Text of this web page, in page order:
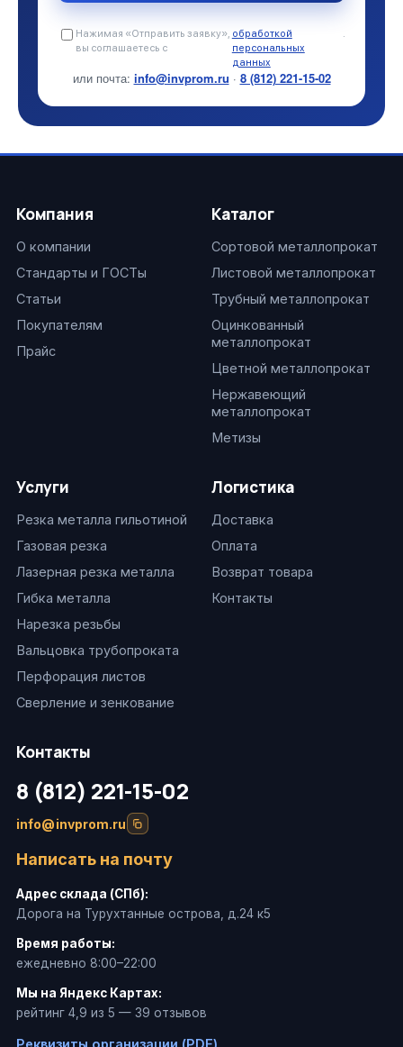
Нажимая «Отправить заявку»,
вы соглашаетесь с
обработкой
персональных
данных
.
или почта: info@invprom.ru · 8 (812) 221-15-02
Компания
О компании
Стандарты и ГОСТы
Статьи
Покупателям
Прайс
Каталог
Сортовой металлопрокат
Листовой металлопрокат
Трубный металлопрокат
Оцинкованный
металлопрокат
Цветной металлопрокат
Нержавеющий
металлопрокат
Метизы
Услуги
Резка металла гильотиной
Газовая резка
Лазерная резка металла
Гибка металла
Нарезка резьбы
Вальцовка трубопроката
Перфорация листов
Сверление и зенкование
Логистика
Доставка
Оплата
Возврат товара
Контакты
Контакты
8 (812) 221-15-02
info@invprom.ru
Написать на почту
Адрес склада (СПб):
Дорога на Турухтанные острова, д.24 к5
Время работы:
ежедневно 8:00–22:00
Мы на Яндекс Картах:
рейтинг 4,9 из 5 — 39 отзывов
Реквизиты организации (PDF)